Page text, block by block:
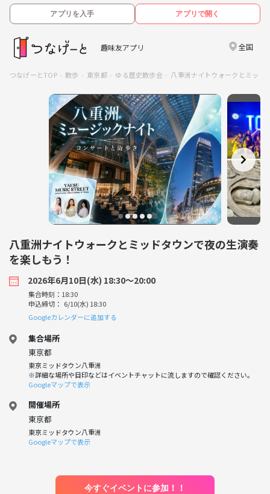
アプリを入手 アプリで開く
趣味友アプリ 全国
つなげーとTOP 散歩 東京都 ゆる歴史散歩会 八重洲ナイトウォークとミッド
八重洲ナイトウォークとミッドタウンで夜の生演奏
を楽しもう！
2026年6月10日(水) 18:30〜20:00
集合時刻：18:30
申込締切： 6/10(水) 18:30
Googleカレンダーに追加する
集合場所
東京都
東京ミッドタウン八重洲
※詳細な場所や目印などはイベントチャットに流しますので確認ください。
Googleマップで表示
開催場所
東京都
東京ミッドタウン八重洲
Googleマップで表示
今すぐイベントに参加！！